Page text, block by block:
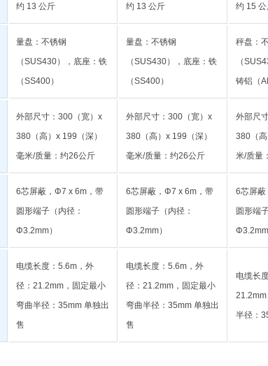
约 13 公斤
约 13 公斤
约 15 公
量盘：不锈钢
（SUS430），底座：铁
（SS400）
量盘：不锈钢
（SUS430），底座：铁
（SS400）
秤盘：
（
铸铝（
外部尺寸：300（宽）x
380（高）x 199（深）
毫米/质量：约26公斤
外部尺寸：300（宽）x
380（高）x 199（深）
毫米/质量：约26公斤
外部尺
380（
米/质量
6芯屏蔽，Φ7 x 6m，带
圆形端子（内径：
Φ3.2mm）
6芯屏蔽，Φ7 x 6m，带
圆形端子（内径：
Φ3.2mm）
6芯屏
圆形端
Φ3.2mm
电缆长度：5.6m，外
径：21.2mm，固定最小
弯曲半径：35mm 单独出
售
电缆长度：5.6m，外
径：21.2mm，固定最小
弯曲半径：35mm 单独出
售
电缆长
半径：